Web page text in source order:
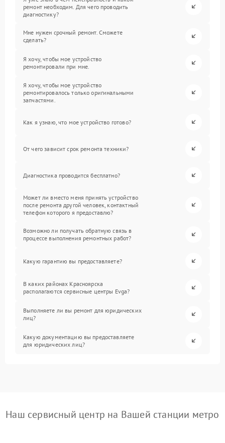
ремонт необходим. Для чего проводить
диагностику?
Мне нужен срочный ремонт. Сможете
сделать?
Я хочу, чтобы мое устройство
ремонтировали при мне.
Я хочу, чтобы мое устройство
ремонтировалось только оригинальными
запчастями.
Как я узнаю, что мое устройство готово?
От чего зависит срок ремонта техники?
Диагностика проводится бесплатно?
Может ли вместо меня принять устройство
после ремонта другой человек, контактный
телефон которого я предоставлю?
Возможно ли получать обратную связь в
процессе выполнения ремонтных работ?
Какую гарантию вы предоставляете?
В каких районах Красноярска
располагаются сервисные центры Evga?
Выполняете ли вы ремонт для юридических
лиц?
Какую документацию вы предоставляете
для юридических лиц?
Наш сервисный центр на Вашей станции метро